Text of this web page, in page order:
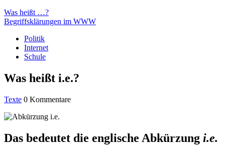
Was heißt …?
Begriffsklärungen im WWW
Politik
Internet
Schule
Was heißt i.e.?
Texte 0 Kommentare
Das bedeutet die englische Abkürzung i.e.